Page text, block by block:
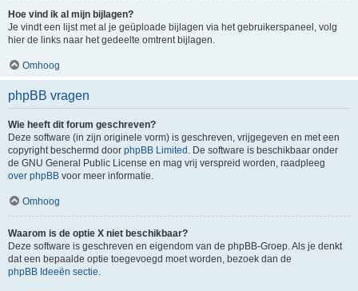
Hoe vind ik al mijn bijlagen?
Je vindt een lijst met al je geüploade bijlagen via het gebruikerspaneel, volg
hier de links naar het gedeelte omtrent bijlagen.
Omhoog
phpBB vragen
Wie heeft dit forum geschreven?
Deze software (in zijn originele vorm) is geschreven, vrijgegeven en met een
copyright beschermd door phpBB Limited . De software is beschikbaar onder
de GNU General Public License en mag vrij verspreid worden, raadpleeg
over phpBB voor meer informatie.
Omhoog
Waarom is de optie X niet beschikbaar?
Deze software is geschreven en eigendom van de phpBB-Groep. Als je denkt
dat een bepaalde optie toegevoegd moet worden, bezoek dan de
phpBB Ideeën sectie.